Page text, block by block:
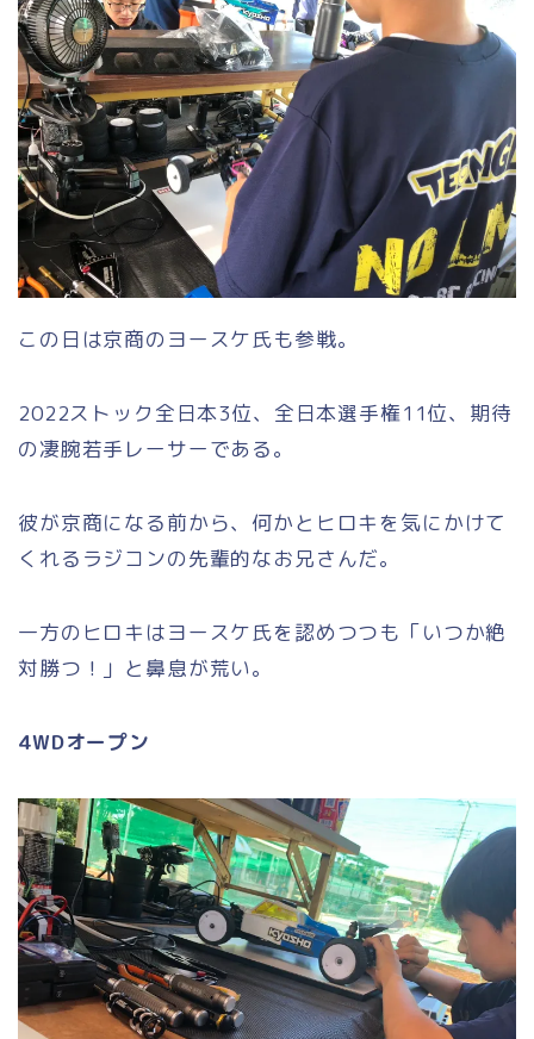
この日は京商のヨースケ氏も参戦。
2022ストック全日本3位、全日本選手権11位、期待
の凄腕若手レーサーである。
彼が京商になる前から、何かとヒロキを気にかけて
くれるラジコンの先輩的なお兄さんだ。
一方のヒロキはヨースケ氏を認めつつも「いつか絶
対勝つ！」と鼻息が荒い。
4WDオープン